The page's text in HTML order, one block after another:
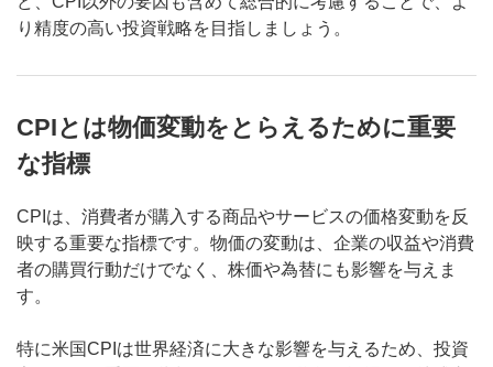
り精度の高い投資戦略を目指しましょう。
CPIとは物価変動をとらえるために重要
な指標
CPIは、消費者が購入する商品やサービスの価格変動を反
映する重要な指標です。物価の変動は、企業の収益や消費
者の購買行動だけでなく、株価や為替にも影響を与えま
す。
特に米国CPIは世界経済に大きな影響を与えるため、投資